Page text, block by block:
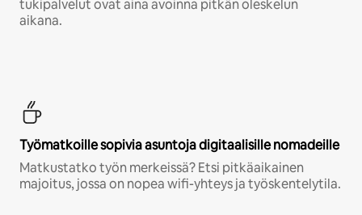
tukipalvelut ovat aina avoinna pitkän oleskelun
aikana.
Työmatkoille sopivia asuntoja digitaalisille nomadeille
Matkustatko työn merkeissä? Etsi pitkäaikainen
majoitus, jossa on nopea wifi-yhteys ja työskentelytila.